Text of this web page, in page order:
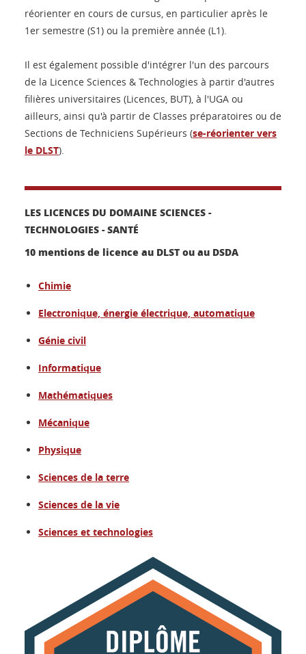
réorienter en cours de cursus, en particulier après le
1er semestre (S1) ou la première année (L1).
Il est également possible d'intégrer l'un des parcours
de la Licence Sciences & Technologies à partir d'autres
filières universitaires (Licences, BUT), à l'UGA ou
ailleurs, ainsi qu'à partir de Classes préparatoires ou de
Sections de Techniciens Supérieurs (se-réorienter vers
le DLST).
LES LICENCES DU DOMAINE SCIENCES -
TECHNOLOGIES - SANTÉ
10 mentions de licence au DLST ou au DSDA
Chimie
Electronique, énergie électrique, automatique
Génie civil
Informatique
Mathématiques
Mécanique
Physique
Sciences de la terre
Sciences de la vie
Sciences et technologies